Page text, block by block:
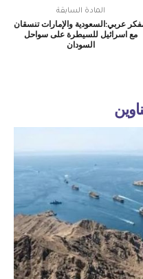
المادة السابقة
عربي:السعودية والإمارات تنسقان
مع اسرائيل للسيطرة على سواحل
السودان